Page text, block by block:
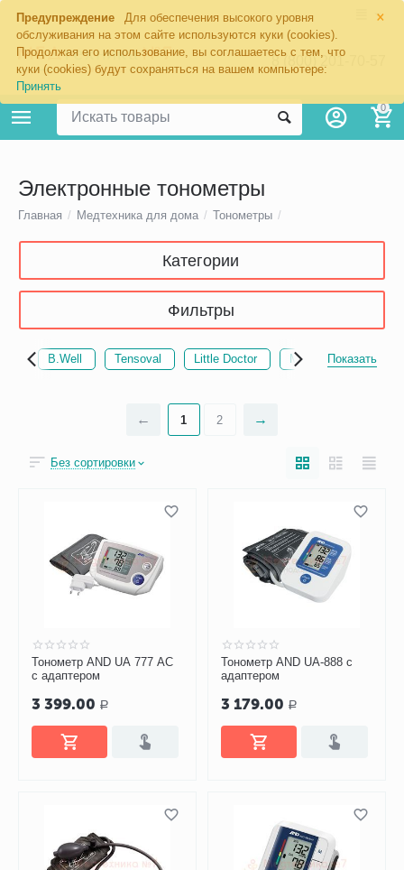
×
Предупреждение
Для обеспечения высокого уровня
обслуживания на этом сайте используются куки (cookies).
Продолжая его использование, вы соглашаетесь с тем, что
куки (cookies) будут сохраняться на вашем компьютере:
Принять
8 (800) 201-70-57
0
Электронные тонометры
Главная / Медтехника для дома / Тонометры /
Категории
Фильтры
B.Well Tensoval Little Doctor MediTechПоказать
1 2
Без сортировки
Тонометр AND UA 777 АС
с адаптером
3 399.00 Р
Тонометр AND UA-888 с
адаптером
3 179.00 Р